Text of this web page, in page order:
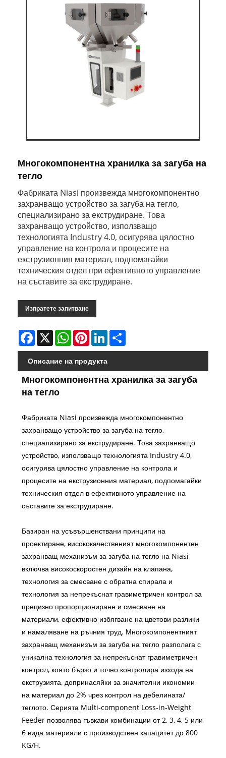
Многокомпонентна хранилка за загуба на
тегло
Фабриката Niasi произвежда многокомпонентно
захранващо устройство за загуба на тегло,
специализирано за екструдиране. Това
захранващо устройство, използващо
технологията Industry 4.0, осигурява цялостно
управление на контрола и процесите на
екструзионния материал, подпомагайки
техническия отдел при ефективното управление
на съставите за екструдиране.
Изпратете запитване
Facebook
X WhatsAppPinterestLinkedIn
Описание на продукта
Многокомпонентна хранилка за загуба
на тегло
Фабриката Niasi произвежда многокомпонентно
захранващо устройство за загуба на тегло,
специализирано за екструдиране. Това захранващо
устройство, използващо технологията Industry 4.0,
осигурява цялостно управление на контрола и
процесите на екструзионния материал, подпомагайки
техническия отдел в ефективното управление на
съставите за екструдиране.
Базиран на усъвършенствани принципи на
проектиране, висококачественият многокомпонентен
захранващ механизъм за загуба на тегло на Niasi
включва високоскоростен дизайн на клапана,
технология за смесване с обратна спирала и
технология за непрекъснат гравиметричен контрол за
прецизно пропорциониране и смесване на
материали, ефективно избягване на цветови разлики
и намаляване на ръчния труд. Многокомпонентният
захранващ механизъм за загуба на тегло разполага с
уникална технология за непрекъснат гравиметричен
контрол, която бързо и точно контролира изхода на
екструзията, допринасяйки за значителни икономии
на материал до 2% чрез контрол на дебелината/
теглото. Серията Multi-component Loss-in-Weight
Feeder позволява гъвкави комбинации от 2, 3, 4, 5 или
6 вида материали с производствен капацитет до 800
KG/H.